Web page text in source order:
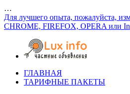
…
Для лучшего опыта, пожалуйста,
CHROME, FIREFOX, OPERA или
ГЛАВНАЯ
ТАРИФНЫЕ ПАКЕТЫ